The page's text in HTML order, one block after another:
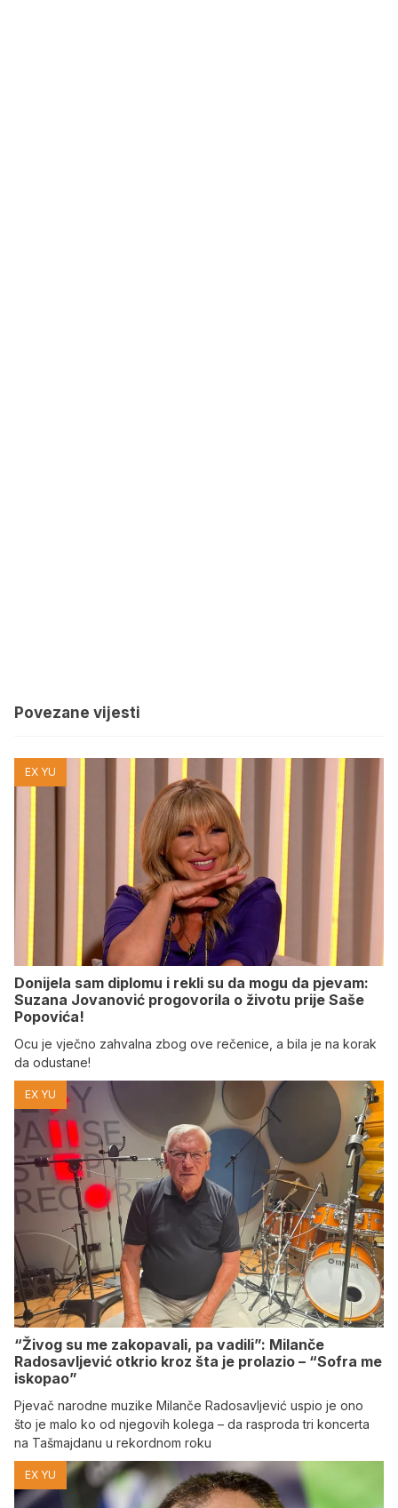
Povezane vijesti
EX YU
Donijela sam diplomu i rekli su da mogu da pjevam:
Suzana Jovanović progovorila o životu prije Saše
Popovića!
Ocu je vječno zahvalna zbog ove rečenice, a bila je na korak
da odustane!
EX YU
“Živog su me zakopavali, pa vadili”: Milanče
Radosavljević otkrio kroz šta je prolazio – “Sofra me
iskopao”
Pjevač narodne muzike Milanče Radosavljević uspio je ono
što je malo ko od njegovih kolega – da rasproda tri koncerta
na Tašmajdanu u rekordnom roku
EX YU